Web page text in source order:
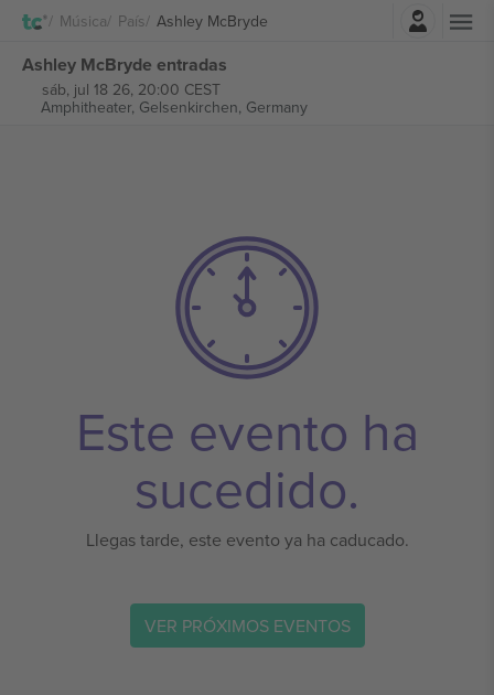
Música País Ashley McBrydeIniciar sesión
Ashley McBryde entradas
sáb, jul 18 26, 20:00 CEST
Amphitheater, Gelsenkirchen, Germany
Este evento ha
sucedido.
Llegas tarde, este evento ya ha caducado.
VER PRÓXIMOS EVENTOS